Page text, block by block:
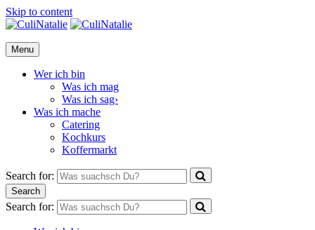
Skip to content
CuliNatalie
Menu
Wer ich bin
Was ich mag
Was ich sag›
Was ich mache
Catering
Kochkurs
Koffermarkt
Search for:
Search
Search for: